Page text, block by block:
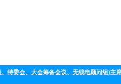
特委会、大会筹备会议、无线电顾问组)主